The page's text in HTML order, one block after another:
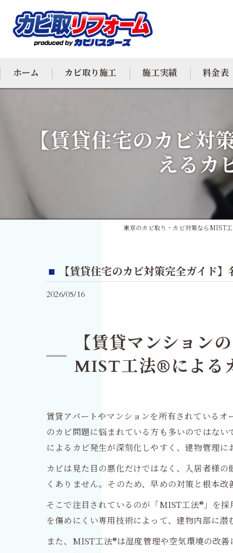
ホーム カビ取り施工
カビ除去
施工実績 料金表
【賃貸住宅のカビ
えるカ
東京のカビ取り・カビ対策ならMIST
【賃貸住宅のカビ対策完全ガイド
2026/05/16
【賃貸マンション
MIST工法®による
賃貸アパートやマンションを所有されている
のカビ問題に悩まれている方も多いのではな
によるカビ発生が深刻化しやすく、建物管理に
カビは見た目の悪化だけではなく、入居者様
くありません。そのため、早めの対策と根本改
そこで注目されているのが「MIST工法®」を
を傷めにくい専用技術によって、建物内部に潜
また、MIST工法®は湿度管理や空気環境の改